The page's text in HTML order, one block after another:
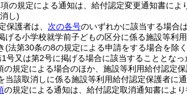
の規定による通知は、給付認定変更通知書によ
し)
保護者は、 次の各号のいずれかに該当する場合
げる小学校就学前子どもの区分に係る施設等利
(法第30条の8の規定による申請をする場合を除
号又は第2号に掲げる場合に該当することとなっ
の規定による場合のほか、施設等利用給付認定
当該取消しに係る施設等利用給付認定保護者に通
の規定による通知は、給付認定取消通知書により